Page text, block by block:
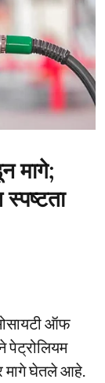
मागे;
ऑफ
पेट्रोलियम
मागे घेतले आहे.